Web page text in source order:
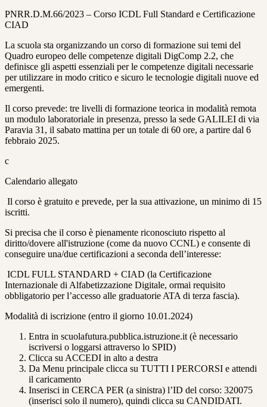
PNRR.D.M.66/2023 – Corso ICDL Full Standard e Certificazione
CIAD
La scuola sta organizzando un corso di formazione sui temi del
Quadro europeo delle competenze digitali DigComp 2.2, che
definisce gli aspetti essenziali per le competenze digitali necessarie
per utilizzare in modo critico e sicuro le tecnologie digitali nuove ed
emergenti.
Il corso prevede: tre livelli di formazione teorica in modalità remota
un modulo laboratoriale in presenza, presso la sede GALILEI di via
Paravia 31, il sabato mattina per un totale di 60 ore, a partire dal 6
febbraio 2025.
c
Calendario allegato
Il corso è gratuito e prevede, per la sua attivazione, un minimo di 15
iscritti.
Si precisa che il corso è pienamente riconosciuto rispetto al
diritto/dovere all'istruzione (come da nuovo CCNL) e consente di
conseguire una/due certificazioni a seconda dell’interesse:
ICDL FULL STANDARD + CIAD (la Certificazione
Internazionale di Alfabetizzazione Digitale, ormai requisito
obbligatorio per l’accesso alle graduatorie ATA di terza fascia).
Modalità di iscrizione (entro il giorno 10.01.2024)
Entra in scuolafutura.pubblica.istruzione.it (è necessario
iscriversi o loggarsi attraverso lo SPID)
Clicca su ACCEDI in alto a destra
Da Menu principale clicca su TUTTI I PERCORSI e attendi
il caricamento
Inserisci in CERCA PER (a sinistra) l’ID del corso: 320075
(inserisci solo il numero), quindi clicca su CANDIDATI.